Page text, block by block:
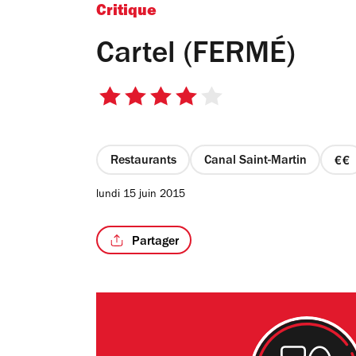
Critique
Cartel (FERMÉ)
4
étoiles
Restaurants Canal Saint-Martin
prix
lundi 15 juin 2015
Partager